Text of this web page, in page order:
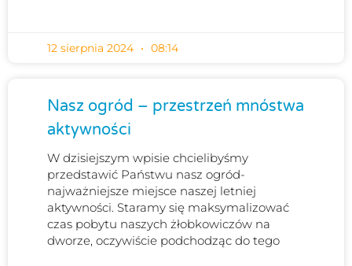
12 sierpnia 2024 08:14
Nasz ogród – przestrzeń mnóstwa
aktywności
W dzisiejszym wpisie chcielibyśmy
przedstawić Państwu nasz ogród-
najważniejsze miejsce naszej letniej
aktywności. Staramy się maksymalizować
czas pobytu naszych żłobkowiczów na
dworze, oczywiście podchodząc do tego